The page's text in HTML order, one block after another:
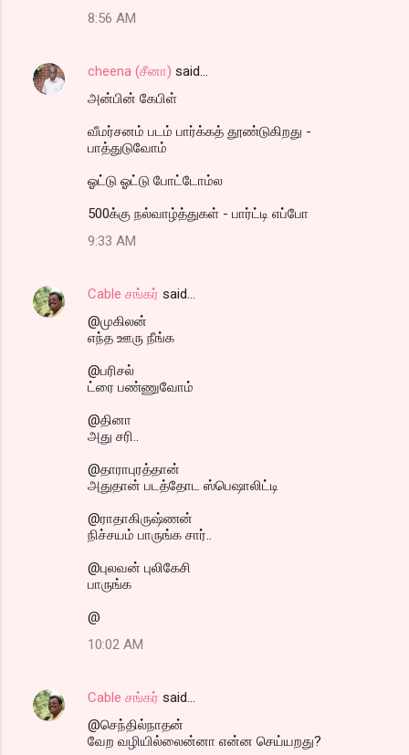
8:56 AM
cheena (சீனா) said…
அன்பின் கேபிள்
வீமர்சனம் படம் பார்க்கத் தூண்டுகிறது -
பாத்துடுவோம்
ஓட்டு ஓட்டு போட்டோம்ல
500க்கு நல்வாழ்த்துகள் - பார்ட்டி எப்போ
9:33 AM
Cable சங்கர் said…
@முகிலன்
எந்த ஊரு நீங்க
@பரிசல்
ட்ரை பண்ணுவோம்
@தினா
அது சரி..
@தாராபுரத்தான்
அதுதான் படத்தோட ஸ்பெஷாலிட்டி
@ராதாகிருஷ்ணன்
நிச்சயம் பாருங்க சார்..
@புலவன் புலிகேசி
பாருங்க
@
10:02 AM
Cable சங்கர் said…
@செந்தில்நாதன்
வேற வழியில்லைன்னா என்ன செய்யறது?